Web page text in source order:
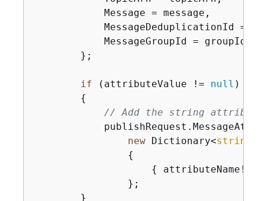
            Message = message,
MessageDeduplicationId =
            MessageGroupId = groupId
        };
if (attributeValue != null )
{
// Add the string
new Dictionary<string
{
{ attributeName!,
                };
        }